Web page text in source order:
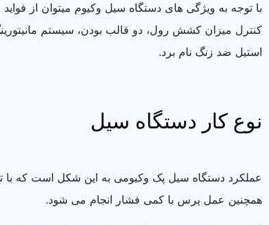
با توجه به ویژگی های دستگاه سیل وکیوم میتوان از
کنترل میزان کشش رول، دو قالب بودن، سیستم
استیل ضد زنگ نام برد.
نوع کار دستگاه سیل
عملکرد دستگاه سیل پک وکیومی به این شکل است که
همچنین عمل پرس با کمی فشار انجام می شود.